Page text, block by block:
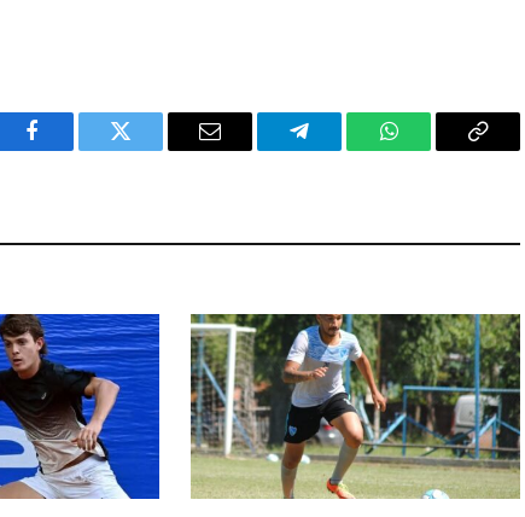
Facebook Twitter Email Telegram WhatsAppCopy